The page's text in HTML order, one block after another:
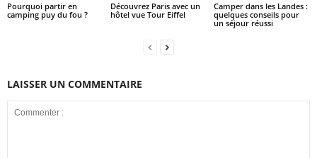
Pourquoi partir en
camping puy du fou ?
Découvrez Paris avec un
hôtel vue Tour Eiffel
Camper dans les Landes :
quelques conseils pour
un séjour réussi
LAISSER UN COMMENTAIRE